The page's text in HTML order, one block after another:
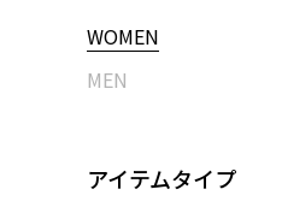
WOMEN
MEN
アイテムタイプ